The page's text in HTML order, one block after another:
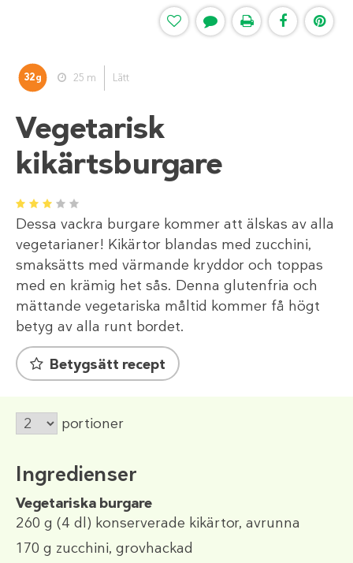
32g 25 m Lätt
Vegetarisk
kikärtsburgare
1 2 3 4 5
Dessa vackra burgare kommer att älskas av alla
vegetarianer! Kikärtor blandas med zucchini,
smaksätts med värmande kryddor och toppas
med en krämig het sås. Denna glutenfria och
mättande vegetariska måltid kommer få högt
betyg av alla runt bordet.
Betygsätt recept
portioner
Ingredienser
Vegetariska burgare
260 g (4 dl) konserverade kikärtor, avrunna
170 g zucchini, grovhackad